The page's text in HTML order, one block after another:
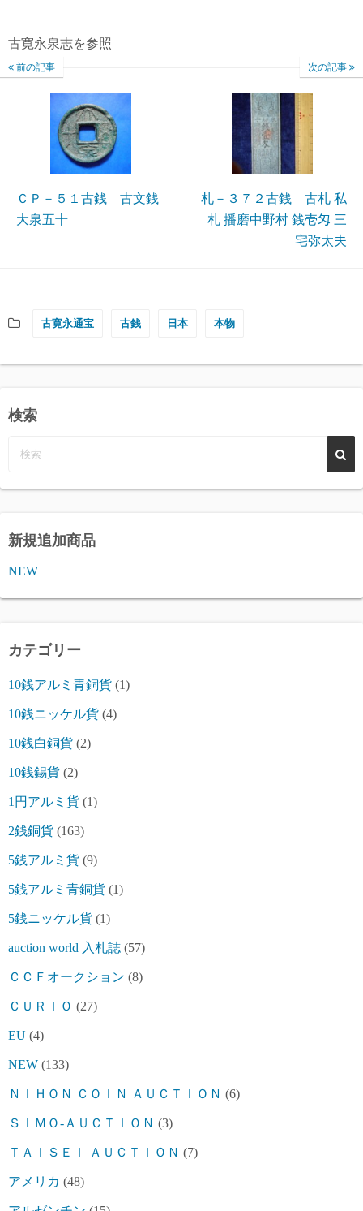
古寛永泉志を参照
前の記事
ＣＰ－５１古銭 古文銭
大泉五十
次の記事
札－３７２古銭 古札 私
札 播磨中野村 銭壱匁 三
宅弥太夫
古寛永通宝 古銭 日本 本物
検索
新規追加商品
NEW
カテゴリー
10銭アルミ青銅貨 (1)
10銭ニッケル貨 (4)
10銭白銅貨 (2)
10銭錫貨 (2)
1円アルミ貨 (1)
2銭銅貨 (163)
5銭アルミ貨 (9)
5銭アルミ青銅貨 (1)
5銭ニッケル貨 (1)
auction world 入札誌 (57)
ＣＣＦオークション (8)
ＣＵＲＩＯ (27)
EU (4)
NEW (133)
ＮＩＨＯＮ ＣＯＩＮ ＡＵＣＴＩＯＮ (6)
ＳＩＭＯ-ＡＵＣＴＩＯＮ (3)
ＴＡＩＳＥＩ ＡＵＣＴＩＯＮ (7)
アメリカ (48)